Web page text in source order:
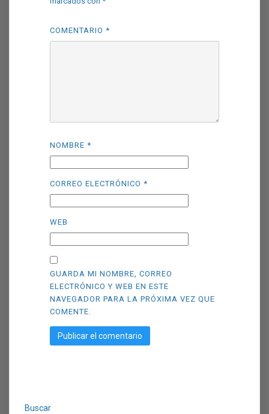
COMENTARIO *
NOMBRE *
CORREO ELECTRÓNICO *
WEB
GUARDA MI NOMBRE, CORREO
ELECTRÓNICO Y WEB EN ESTE
NAVEGADOR PARA LA PRÓXIMA VEZ QUE
COMENTE.
Buscar